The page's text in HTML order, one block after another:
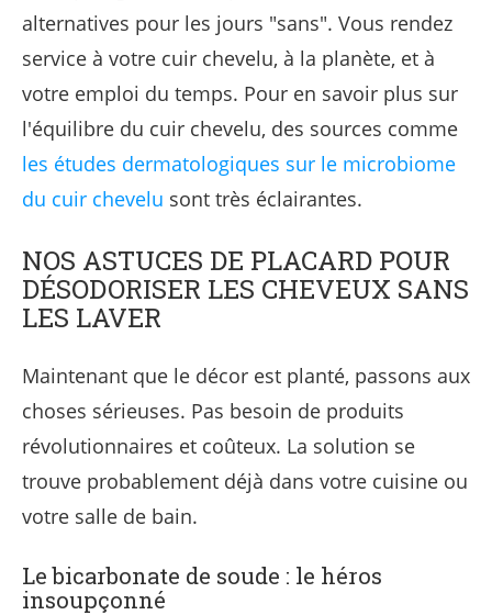
alternatives pour les jours "sans". Vous rendez
service à votre cuir chevelu, à la planète, et à
votre emploi du temps. Pour en savoir plus sur
l'équilibre du cuir chevelu, des sources comme
les études dermatologiques sur le microbiome
du cuir chevelu sont très éclairantes.
NOS ASTUCES DE PLACARD POUR
DÉSODORISER LES CHEVEUX SANS
LES LAVER
Maintenant que le décor est planté, passons aux
choses sérieuses. Pas besoin de produits
révolutionnaires et coûteux. La solution se
trouve probablement déjà dans votre cuisine ou
votre salle de bain.
Le bicarbonate de soude : le héros
insoupçonné